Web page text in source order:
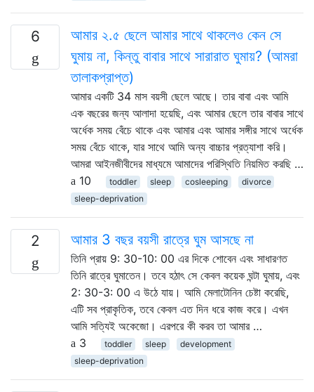
6
আমার ২.৫ ছেলে আমার সাথে থাকলেও কেন সে
ঘুমায় না, কিন্তু বাবার সাথে সারারাত ঘুমায়? (আমরা
তালাকপ্রাপ্ত)
আমার একটি 34 মাস বয়সী ছেলে আছে। তার বাবা এবং আমি
এক বছরের জন্য আলাদা হয়েছি, এবং আমার ছেলে তার বাবার সাথে
অর্ধেক সময় বেঁচে থাকে এবং আমার এবং আমার সঙ্গীর সাথে অর্ধেক
সময় বেঁচে থাকে, যার সাথে আমি অন্য বাচ্চার প্রত্যাশা করি।
আমরা আইনজীবীদের মাধ্যমে আমাদের পরিস্থিতি নিয়মিত করছি …
10
toddler sleep cosleeping
divorce
sleep-deprivation
2 আমার 3 বছর বয়সী রাত্রে ঘুম আসছে না
তিনি প্রায় 9: 30-10: 00 এর দিকে শোবেন এবং সাধারণত
তিনি রাত্রে ঘুমাতেন। তবে হঠাৎ সে কেবল কয়েক ঘন্টা ঘুমায়, এবং
2: 30-3: 00 এ উঠে যায়। আমি মেলাটোনিন চেষ্টা করেছি,
এটি সব প্রাকৃতিক, তবে কেবল এত দিন ধরে কাজ করে। এখন
আমি সত্যিই অকেজো। এরপরে কী করব তা আমার …
3
toddler sleep
development
sleep-deprivation